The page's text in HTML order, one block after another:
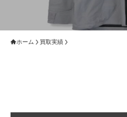
ホーム 買取実績